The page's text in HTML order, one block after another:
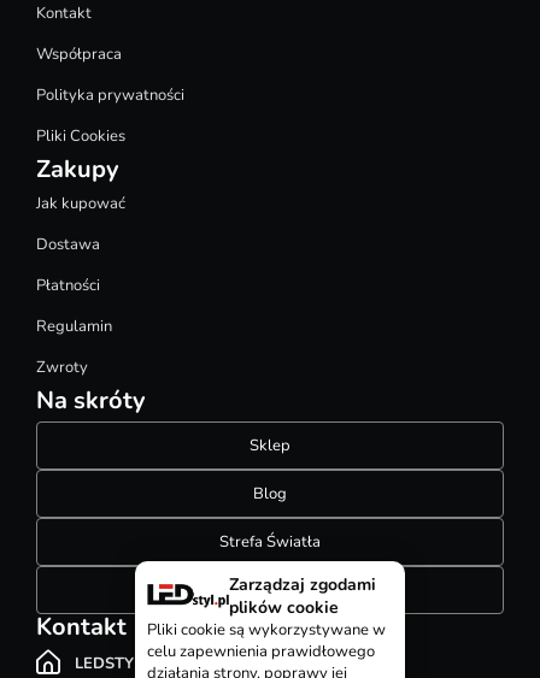
Kontakt
Współpraca
Polityka prywatności
Pliki Cookies
Zakupy
Jak kupować
Dostawa
Płatności
Regulamin
Zwroty
Na skróty
Sklep
Blog
Strefa Światła
Konfigurator szynoprzewodów
Kontakt
LEDSTYL.pl
Zarządzaj zgodami
plików cookie
Pliki cookie są wykorzystywane w
celu zapewnienia prawidłowego
działania strony, poprawy jej